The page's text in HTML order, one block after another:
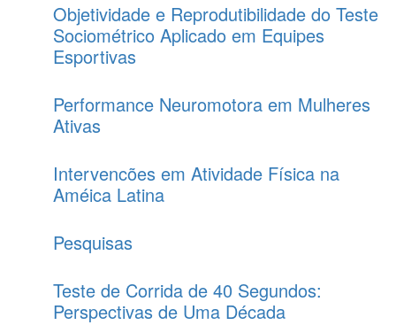
Objetividade e Reprodutibilidade do Teste
Sociométrico Aplicado em Equipes
Esportivas
Performance Neuromotora em Mulheres
Ativas
Intervencões em Atividade Física na
Améica Latina
Pesquisas
Teste de Corrida de 40 Segundos:
Perspectivas de Uma Década